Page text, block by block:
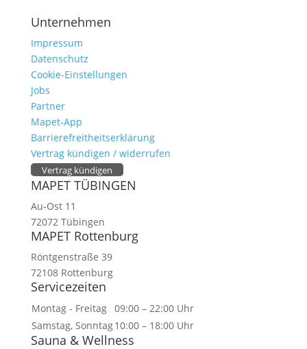
Unternehmen
Impressum
Datenschutz
Cookie-Einstellungen
Jobs
Partner
Mapet-App
Barrierefreitheitserklärung
Vertrag kündigen / widerrufen
Vertrag kündigen
MAPET TÜBINGEN
Au-Ost 11
72072 Tübingen
MAPET Rottenburg
Röntgenstraße 39
72108 Rottenburg
Servicezeiten
Montag - Freitag 09:00 – 22:00 Uhr
Samstag, Sonntag10:00 – 18:00 Uhr
Sauna & Wellness